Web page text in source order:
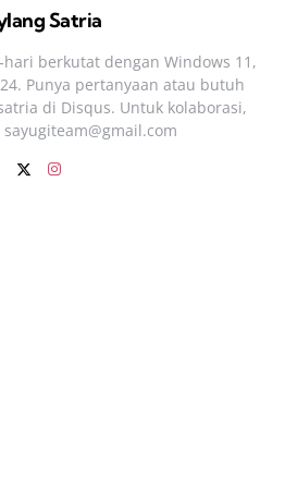
Satria
berkutat dengan Windows 11,
Punya pertanyaan atau butuh
di Disqus. Untuk kolaborasi,
sayugiteam@gmail.com